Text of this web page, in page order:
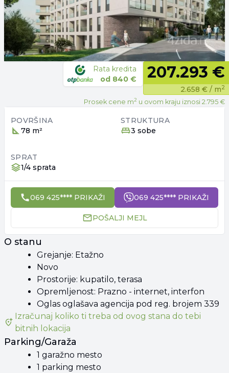
Rata kredita
od 840 € 207.293 €
2.658 € / m2
Prosek cene m2 u ovom kraju iznosi 2.795 €
POVRŠINA
78 m²
STRUKTURA
3 sobe
SPRAT
1/4 sprata
069 425**** PRIKAŽI 069 425**** PRIKAŽI
POŠALJI MEJL
O stanu
Grejanje: Etažno
Novo
Prostorije: kupatilo, terasa
Opremljenost: Prazno - internet, interfon
Oglas oglašava agencija pod reg. brojem 339
Izračunaj koliko ti treba odovog stana do tebi
bitnih lokacija
Parking/Garaža
1 garažno mesto
1 parking mesto